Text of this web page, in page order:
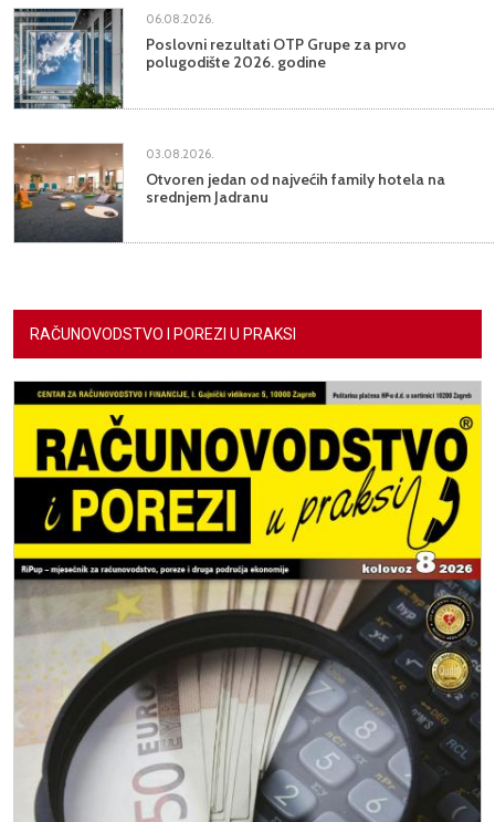
06.08.2026.
Poslovni rezultati OTP Grupe za prvo
polugodište 2026. godine
03.08.2026.
Otvoren jedan od najvećih family hotela na
srednjem Jadranu
RAČUNOVODSTVO I POREZI U PRAKSI